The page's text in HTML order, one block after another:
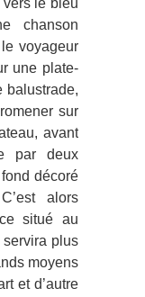
vers le bleu
chanson
voyageur
une plate-
balustrade,
sur
avant
par deux
décoré
alors
situé au
plus
moyens
et d’autre